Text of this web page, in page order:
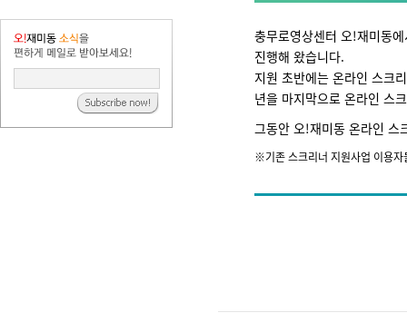
충무로영상센터 오!재미동
진행해 왔습니다.
지원 초반에는 온라인 스크
년을 마지막으로 온라인 스
그동안 오!재미동 온라인 스
※기존 스크리너 지원사업 이용